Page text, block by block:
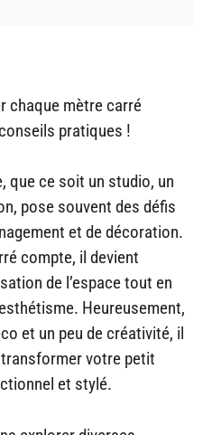
chaque mètre carré
pratiques !
que ce soit un studio, un
pose souvent des défis
et de décoration.
compte, il devient
de l’espace tout en
Heureusement,
et un peu de créativité, il
votre petit
et stylé.